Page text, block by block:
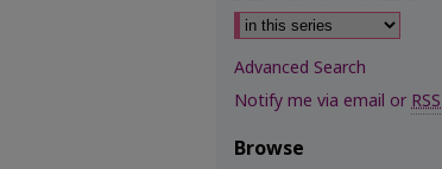
Advanced Search
Notify me via email orRSS
Browse